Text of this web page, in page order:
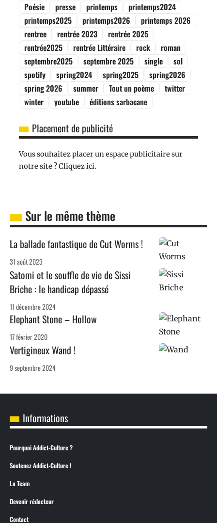
Poésie
presse printemps
printemps2024
printemps2025
printemps2026
printemps 2026
rentree
rentrée 2023
rentrée 2025
rentrée2025
rentrée Littéraire rock
roman
septembre2025
septembre 2025 single
sol
spotify
spring2024 spring2025
spring2026
spring 2026
summer Tout un poème
twitter
winter
youtube éditions sarbacane
Placement de publicité
Vous souhaitez placer un espace publicitaire sur
notre site ? Cliquez ici.
Sur le même thème
La ballade fantastique de Cut Worms !
31 août 2023
Satomi et le souffle de vie de Sissi
Briche : le handicap dépassé
11 décembre 2024
Elephant Stone – Hollow
17 février 2020
Vertigineux Wand !
9 septembre 2024
Informations
Pourquoi Addict-Culture ?
Soutenez Addict-Culture !
La Team
Devenir rédacteur
Contact